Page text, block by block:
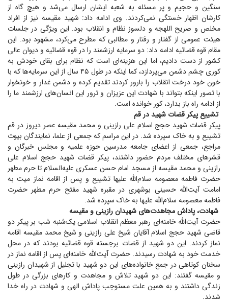
سنگین و حجیم و پر مسئله به شعبه ایشان ارسال می‌شد و هیچ گاه از
کارشان اظهار خستگی نمی‌کردند. وی ادامه داد: شهید مقیسه نیز از افراد
مخلص و صریح اللهجه و دلسوز نظام و انقلاب بود. این ویژگی در جلسات
هیئت عمومی از گفتار و رفتار و مطالبی که مطرح می‌کرد، مشهود بود. این
مقام قوه قضائیه ادامه داد: دو سرمایه ارزشمند را در قوه قضائیه و دیوان عالی
کشور از دست دادیم، اما این هزینه‌ای است که نظام برای بقای خودش به
کوری چشم دشمن می‌پردازد، کما اینکه در طول ۴۵ سال از این سرمایه‌ها که با
خون خود درخت انقلاب را بارور کردند تقدیم کرده و دشمن غدار و خونخوار
با تصور اینکه بتواند با شهادت این عزیزان و ترور این انسان‌های ارزشمند ما را
از ادامه راه باز بدارد، کور خوانده است.
تشییع پیکر قضات شهید در قم
پیکر قضات شهید حجج اسلام علی رازینی و محمد مقیسه عصر دیروز در قم
تشییع و به خاک سپرده شد. در این مراسم که جمعی از علما، نمایندگان بیوت
مراجع، جمعی از اعضای جامعه مدرسین حوزه علمیه و مجلس خبرگان و
قشر‌های مختلف مردم حضور داشتند، پیکر قضات شهید حجج اسلام علی
رازینی و محمد مقیسه از مسجد امام حسن عسکری علیه‌السلام تا حرم مطهر
حضرت فاطمه معصومه سلام‌الله علیها تشییع و پس از اقامه نماز میت به
امامت آیت‌الله حسینی بوشهری در مقبره شهید مفتح حرم مطهر حضرت
فاطمه معصومه سلام‌الله علیها به خاک سپرده شد.
شهادت، پاداش مجاهدت‌های شهیدان رازینی و مقیسه
حضرت آیت‌الله خامنه‌ای رهبر معظم انقلاب اسلامی یک‌شنبه شب بر پیکر دو
قاضی شهید حجج اسلام آقایان شیخ علی رازینی و شیخ محمد مقیسه اقامه
نماز کردند. این دو شهید از قضات برجسته قوه قضائیه بودند که در محل
خدمت خود به شهادت رسیدند. حضرت آیت‌الله خامنه‌ای پس از اقامه نماز در
سخنان کوتاهی در جمع خانواده‌های این دو شهید با تجلیل از شهیدان رازینی
و مقیسه گفتند: این دو شهید تلاش و مجاهدت و کار‌های بزرگی در طول
زندگی داشتند و به همین علت مستوجب پاداش الهی و شهادت در راه خدا
شدند.